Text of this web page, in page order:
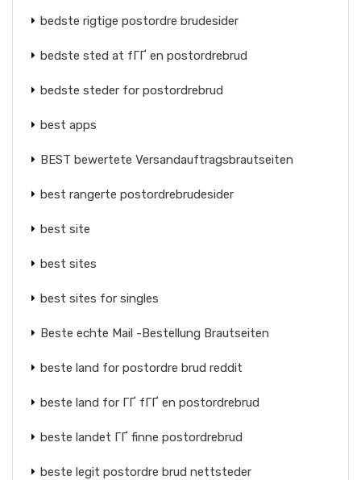
bedste rigtige postordre brudesider
bedste sted at fГҐ en postordrebrud
bedste steder for postordrebrud
best apps
BEST bewertete Versandauftragsbrautseiten
best rangerte postordrebrudesider
best site
best sites
best sites for singles
Beste echte Mail -Bestellung Brautseiten
beste land for postordre brud reddit
beste land for ГҐ fГҐ en postordrebrud
beste landet ГҐ finne postordrebrud
beste legit postordre brud nettsteder